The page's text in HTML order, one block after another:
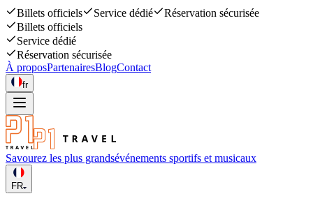
Billets officiels Service dédié
Réservation sécurisée
Billets officiels
Service dédié
Réservation sécurisée
À proposPartenairesBlogContact
fr
Savourez les plus grandsévénements sportifs et musicaux
FR